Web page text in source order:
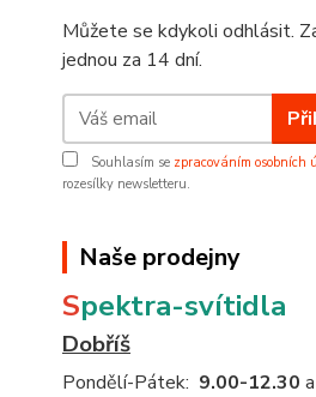
Můžete se kdykoli odhlásit.
jednou za 14 dní.
Souhlasím se zpracováním osobních
rozesílky newsletteru.
Naše prodejny
Spektra-svítidla
Dobříš
Pondělí-Pátek: 9.00-12.30 a